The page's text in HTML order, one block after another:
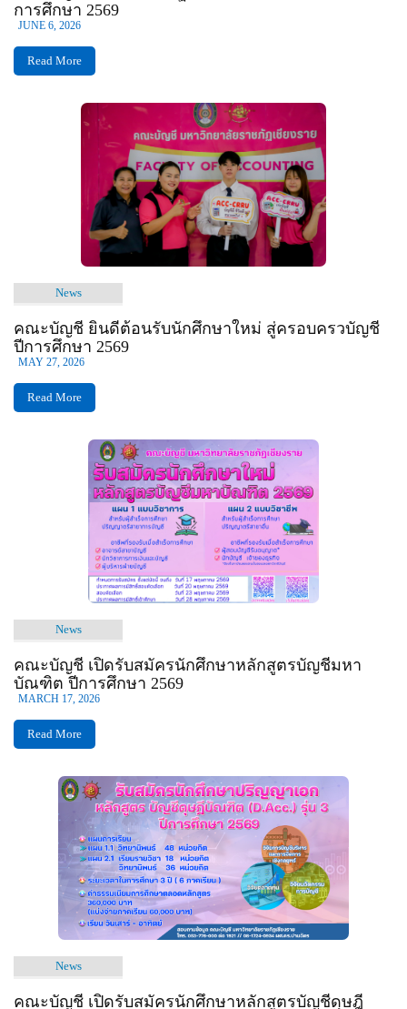
การศึกษา 2569
JUNE 6, 2026
Read More
News
คณะบัญชี ยินดีต้อนรับนักศึกษาใหม่ สู่ครอบครวบัญชี
ปีการศึกษา 2569
MAY 27, 2026
Read More
News
คณะบัญชี เปิดรับสมัครนักศึกษาหลักสูตรบัญชีมหา
บัณฑิต ปีการศึกษา 2569
MARCH 17, 2026
Read More
News
คณะบัญชี เปิดรับสมัครนักศึกษาหลักสูตรบัญชีดุษฎี